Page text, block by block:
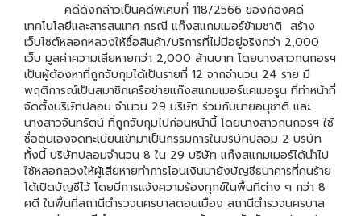
คดีดังกล่าวเป็นคดีพิเศษที่ 118/2566 ของกองคดี
เทคโนโลยีและสารสนเทศ กรณี แก๊งสแกมเมอร์ข้ามชาติ สร้าง
เว็บไซต์หลอกหลวงให้ซื้อสินค้า/บริการที่ไม่มีอยู่จริงกว่า 2,000
เว็บ มูลค่าความเสียหายกว่า 2,000 ล้านบาท โดยนางสาวกนกอรฯ
เป็นผู้ต้องหาที่ถูกจับกุมได้เป็นรายที่ 12 จากจำนวน 24 ราย มี
พฤติการณ์เป็นสมาชิกเครือข่ายแก๊งสแกมเมอร์แคเมอรูน ที่ทำหน้าที่
จัดตั้งบริษัทปลอม จำนวน 29 บริษัท ร่วมกับนายอนุชาติ และ
นางสาวจันทรัตน์ ที่ถูกจับกุมไปก่อนหน้านี้ โดยนางสาวกนกอรฯ ใช้
ชื่อตนเองจดทะเบียนเข้ามาเป็นกรรมการในบริษัทปลอม 2 บริษัท
ทั้งนี้ บริษัทปลอมจำนวน 8 ใน 29 บริษัท แก๊งสแกมเมอร์ได้นำไป
ใช้หลอกลวงให้ผู้เสียหายทำการโอนเงินมายังบัญชีธนาคารที่คนร้าย
ได้เปิดบัญชีไว้ โดยมีการแจ้งความร้องทุกข์ในพื้นที่ต่าง ๆ กว่า 8
คดี ในพื้นที่สถานีตำรวจนครบาลดอนเมือง สถานีตำรวจนครบาล